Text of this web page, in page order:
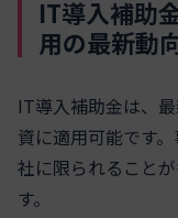
IT導入補助
用の最新動
IT導入補助金は、
資に適用可能です
社に限られること
す。